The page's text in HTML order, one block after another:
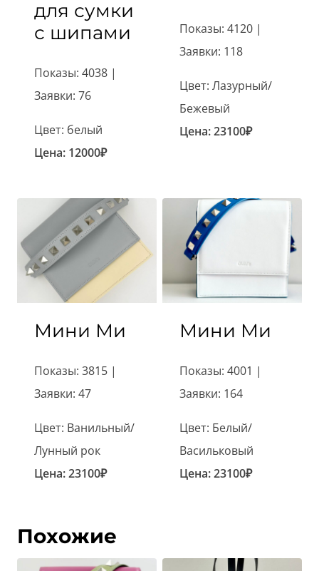
для сумки
с шипами
Показы: 4038 |
Заявки: 76
Цвет: белый
Цена: 12000₽
Показы: 4120 |
Заявки: 118
Цвет: Лазурный/
Бежевый
Цена:23100₽
Мини Ми
Показы: 3815 |
Заявки: 47
Цвет: Ванильный/
Лунный рок
Цена:23100₽
Мини Ми
Показы: 4001 |
Заявки: 164
Цвет: Белый/
Васильковый
Цена:23100₽
Похожие